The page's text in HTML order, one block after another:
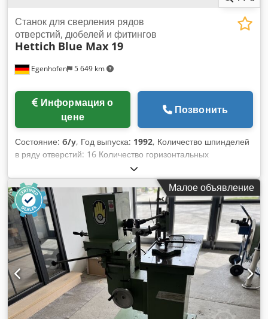
Egenhofen 5 649 km
Станок для сверления рядов
отверстий, дюбелей и фитингов
Hettich Blue Max 19
цене
Позвонить
Состояние: б/у, Год выпуска: 1992, Количество шпинделей
в ряду отверстий: 16 Количество горизонтальных
шпинделей: 5 Головка для сверления чашечных петель: да
Шаг сверл: 32 мм Прижимное устройство: да /
пневматическое Потребляемая мощность: 2,2 кВт Dwodpfx
Adewv Nb No Sja Сверлильный агрегат: поворотный
Малое объявление